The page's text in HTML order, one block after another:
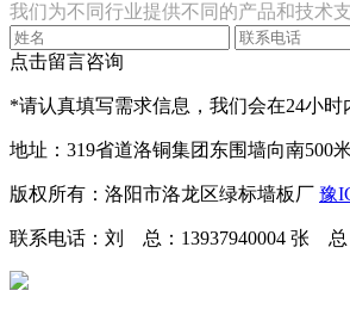
我们为不同行业提供不同的产品和技术
点击留言咨询
*请认真填写需求信息，我们会在24小时
地址：319省道洛铜集团东围墙向南500
版权所有：洛阳市洛龙区绿标墙板厂 豫
联系电话：刘 总：13937940004 张 总